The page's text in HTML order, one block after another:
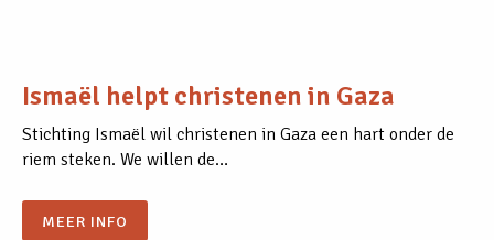
Ismaël helpt christenen in Gaza
Stichting Ismaël wil christenen in Gaza een hart onder de
riem steken. We willen de…
MEER INFO